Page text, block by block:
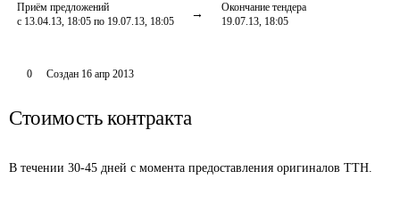
Приём предложений
с 13.04.13, 18:05 по 19.07.13, 18:05
Окончание тендера
19.07.13, 18:05
0 Создан 16 апр 2013
Стоимость контракта
В течении 30-45 дней с момента предоставления оригиналов ТТН.